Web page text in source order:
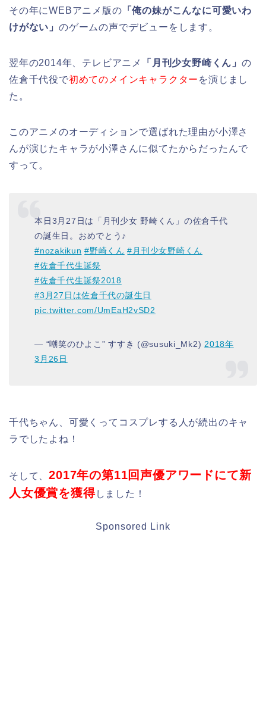
その年にWEBアニメ版の 「俺の妹がこんなに可愛いわ
けがない」 のゲームの声でデビューをします。
翌年の2014年、テレビアニメ 「月刊少女野崎くん」 の
佐倉千代役で初めてのメインキャラクター を演じまし
た。
このアニメのオーディションで選ばれた理由が小澤さ
んが演じたキャラが小澤さんに似てたからだったんで
すって。
本日3月27日は「月刊少女 野崎くん」の佐倉千代
の誕生日。おめでとう♪
#nozakikun #野崎くん #月刊少女野崎くん
#佐倉千代生誕祭
#佐倉千代生誕祭2018
#3月27日は佐倉千代の誕生日
pic.twitter.com/UmEaH2vSD2
— “嘲笑のひよこ” すすき (@susuki_Mk2) 2018年
3月26日
千代ちゃん、可愛くってコスプレする人が続出のキャ
ラでしたよね！
そして、2017年の第11回声優アワードにて新
人女優賞を獲得しました！
Sponsored Link